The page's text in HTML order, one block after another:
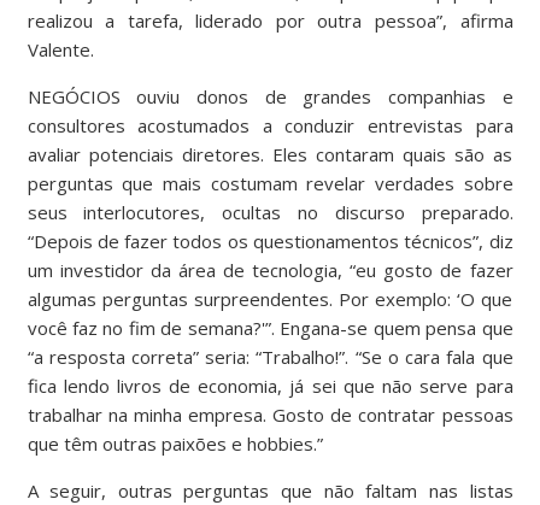
realizou a tarefa, liderado por outra pessoa”, afirma
Valente.
NEGÓCIOS ouviu donos de grandes companhias e
consultores acostumados a conduzir entrevistas para
avaliar potenciais diretores. Eles contaram quais são as
perguntas que mais costumam revelar verdades sobre
seus interlocutores, ocultas no discurso preparado.
“Depois de fazer todos os questionamentos técnicos”, diz
um investidor da área de tecnologia, “eu gosto de fazer
algumas perguntas surpreendentes. Por exemplo: ‘O que
você faz no fim de semana?'”. Engana-se quem pensa que
“a resposta correta” seria: “Trabalho!”. “Se o cara fala que
fica lendo livros de economia, já sei que não serve para
trabalhar na minha empresa. Gosto de contratar pessoas
que têm outras paixões e hobbies.”
A seguir, outras perguntas que não faltam nas listas